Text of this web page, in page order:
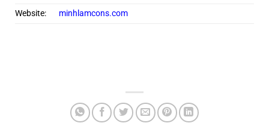
Website: minhlamcons.com